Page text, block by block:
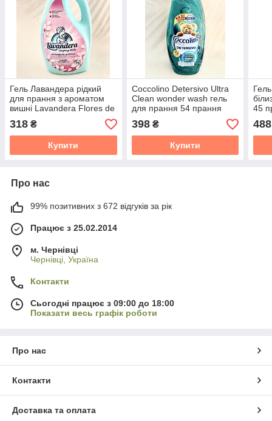
Гель Лавандера рідкий
для прання з ароматом
вишні Lavandera Flores de
Cerezo 50 прань 2.5 л
318 ₴
Купити
Coccolino Detersivo Ultra
Clean wonder wash гель
для прання 54 прання
2160 мл
398₴
Купити
45
488
Про нас
99% позитивних з 672 відгуків за рік
Працює з 25.02.2014
м. Чернівці
Чернівці, Україна
Контакти
Сьогодні працює з 09:00 до 18:00
Показати весь графік роботи
Про нас
Контакти
Доставка та оплата